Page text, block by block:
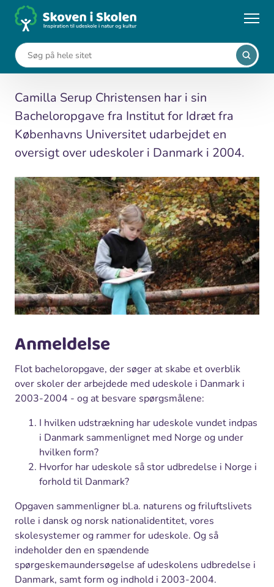
... Viden om udeskole Udeskoler i Danmark
Udeskoler i Danmark
Camilla Serup Christensen har i sin
Bacheloropgave fra Institut for Idræt fra
Københavns Universitet udarbejdet en
oversigt over udeskoler i Danmark i 2004.
Anmeldelse
Flot bacheloropgave, der søger at skabe et overblik
over skoler der arbejdede med udeskole i Danmark i
2003-2004 - og at besvare spørgsmålene:
I hvilken udstrækning har udeskole vundet indpas
i Danmark sammenlignet med Norge og under
hvilken form?
Hvorfor har udeskole så stor udbredelse i Norge i
forhold til Danmark?
Opgaven sammenligner bl.a. naturens og friluftslivets
rolle i dansk og norsk nationalidentitet, vores
skolesystemer og rammer for udeskole. Og så
indeholder den en spændende
spørgeskemaundersøgelse af udeskolens udbredelse i
Danmark, samt form og indhold i 2003-2004.